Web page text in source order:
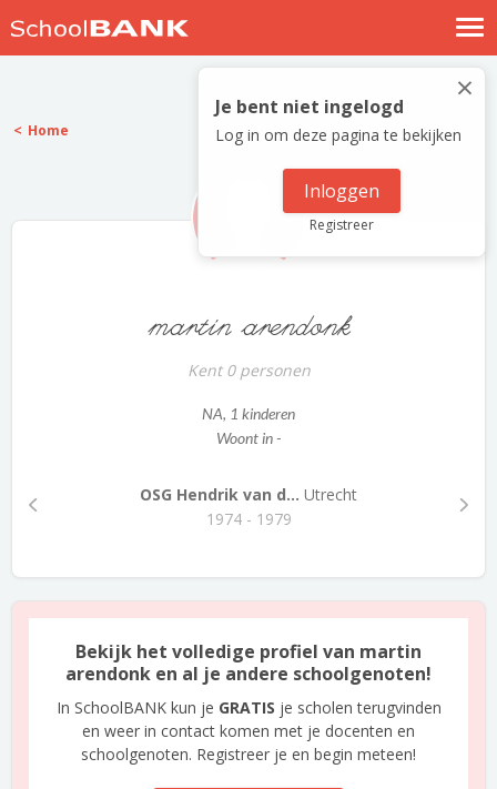
Nostalgische verhalen
Log in
Meld je gratis aan
×
Je bent niet ingelogd
Log in om deze pagina te bekijken
Inloggen
Registreer
Home
martin arendonk
Kent 0 personen
NA, 1 kinderen
Woont in -
OSG Hendrik van d... Utrecht
1974 - 1979
Bekijk het volledige profiel van martin
arendonk en al je andere schoolgenoten!
In SchoolBANK kun je GRATIS je scholen terugvinden
en weer in contact komen met je docenten en
schoolgenoten. Registreer je en begin meteen!